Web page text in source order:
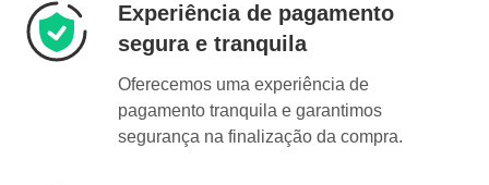
Experiência de pagamento
segura e tranquila
Oferecemos uma experiência de
pagamento tranquila e garantimos
segurança na finalização da compra.